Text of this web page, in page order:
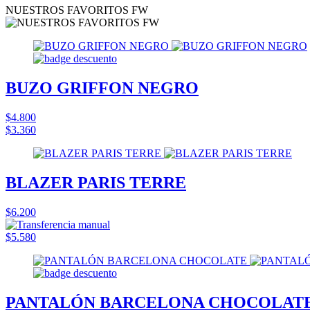
NUESTROS FAVORITOS FW
BUZO GRIFFON NEGRO
$4.800
$3.360
BLAZER PARIS TERRE
$6.200
$5.580
PANTALÓN BARCELONA